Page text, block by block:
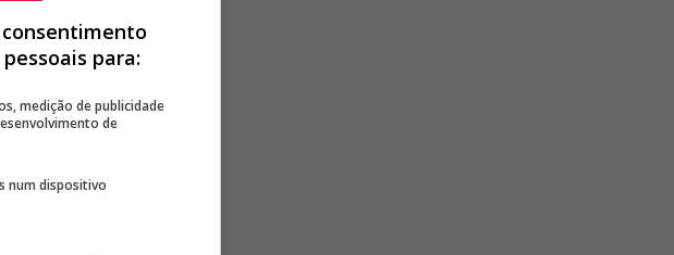
MUITO
'BABADO'
para:
medição de publicidade
de
num dispositivo